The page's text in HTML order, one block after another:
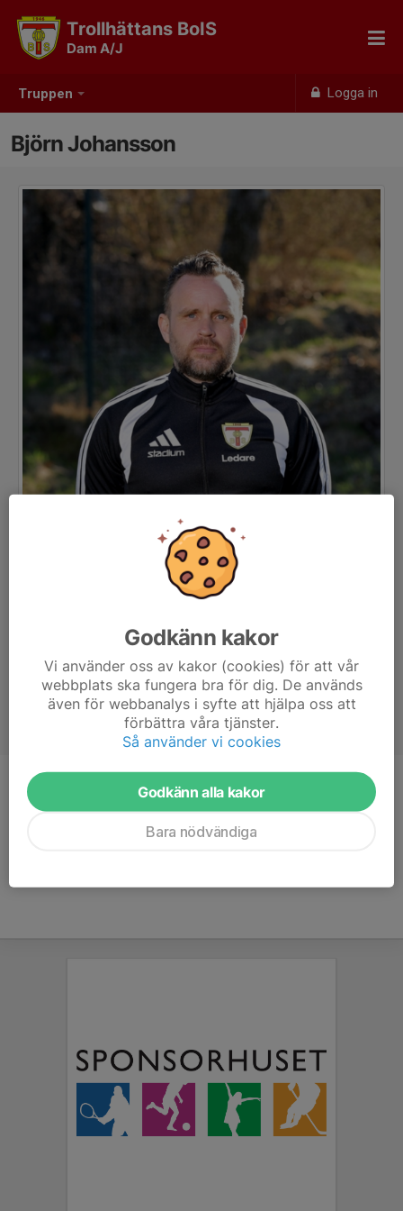
Truppen Logga in
Trollhättans BoIS
Dam A/J
Björn Johansson
Titel
Huvudtränare
Godkänn kakor
Vi använder oss av kakor (cookies) för att vår
webbplats ska fungera bra för dig. De används
även för webbanalys i syfte att hjälpa oss att
förbättra våra tjänster.
Så använder vi cookies
Godkänn alla kakor
Bara nödvändiga